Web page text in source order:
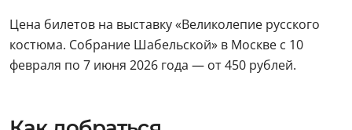
Цена билетов на выставку «Великолепие русского
костюма. Собрание Шабельской» в Москве с 10
февраля по 7 июня 2026 года — от 450 рублей.